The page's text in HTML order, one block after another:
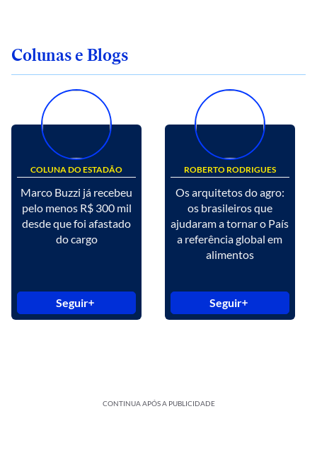
Colunas e Blogs
COLUNA DO ESTADÃO
Marco Buzzi já recebeu
pelo menos R$ 300 mil
desde que foi afastado
do cargo
Seguir
ROBERTO RODRIGUES
Os arquitetos do agro:
os brasileiros que
ajudaram a tornar o País
a referência global em
alimentos
Seguir
CONTINUA APÓS A PUBLICIDADE